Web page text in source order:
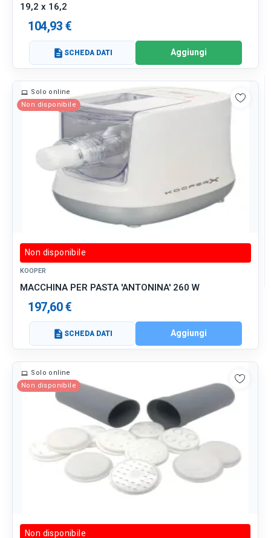
19,2 x 16,2
104,93 €
description SCHEDA DATI Aggiungi
Solo online
Non disponibile
Non disponibile
KOOPER
MACCHINA PER PASTA 'ANTONINA' 260 W
197,60 €
description SCHEDA DATI Aggiungi
Solo online
Non disponibile
Non disponibile